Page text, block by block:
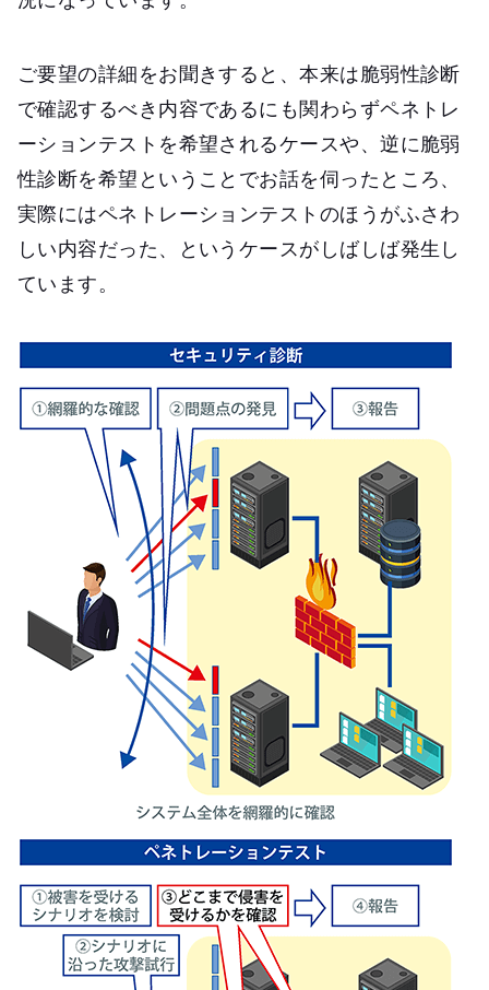
ご要望の詳細をお聞きすると、本来は脆弱性診断
で確認するべき内容であるにも関わらずペネトレ
ーションテストを希望されるケースや、逆に脆弱
性診断を希望ということでお話を伺ったところ、
実際にはペネトレーションテストのほうがふさわ
しい内容だった、というケースがしばしば発生し
ています。